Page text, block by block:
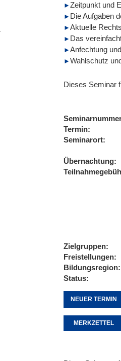
Zeitpunkt und
Die Aufgaben
Aktuelle
Das
Anfechtung
Wahlschutz
Dieses Seminar
Termin
Seminarort
Übernachtung
Zielgruppen
Freistellungen
Bildungsregion
Status
NEUER TERMIN
MERKZETTEL